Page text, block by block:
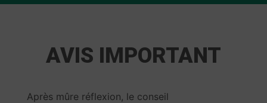
AVIS IMPORTANT
Après mûre réflexion, le conseil